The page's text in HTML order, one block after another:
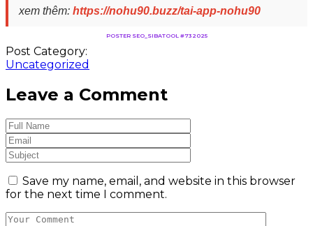
xem thêm: https://nohu90.buzz/tai-app-nohu90
POSTER SEO_SIBATOOL #732025
Post Category:
Uncategorized
Leave a Comment
Save my name, email, and website in this browser
for the next time I comment.